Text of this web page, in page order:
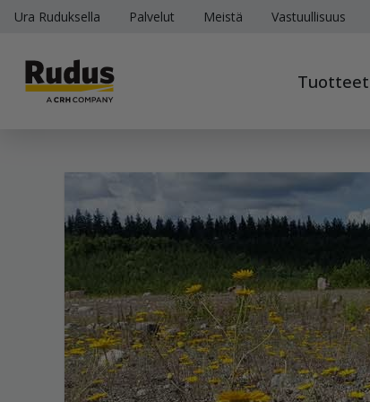
Ura Ruduksella Palvelut Meistä Vastuullisuus
Tuotteet